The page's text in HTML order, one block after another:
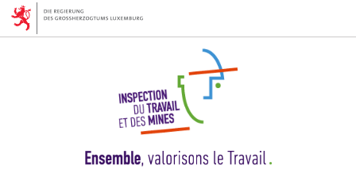
Zur
Navigation
Zum
Inhalt